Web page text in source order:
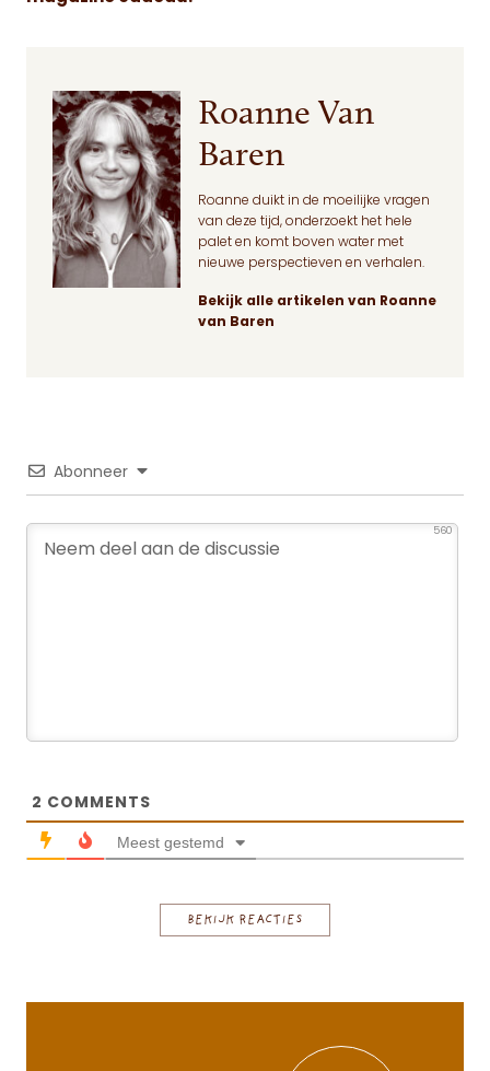
Roanne Van
Baren
Roanne duikt in de moeilijke vragen
van deze tijd, onderzoekt het hele
palet en komt boven water met
nieuwe perspectieven en verhalen.
Bekijk alle artikelen van Roanne
van Baren
Abonneer
560
2 COMMENTS
Meest gestemd
BEKIJK REACTIES